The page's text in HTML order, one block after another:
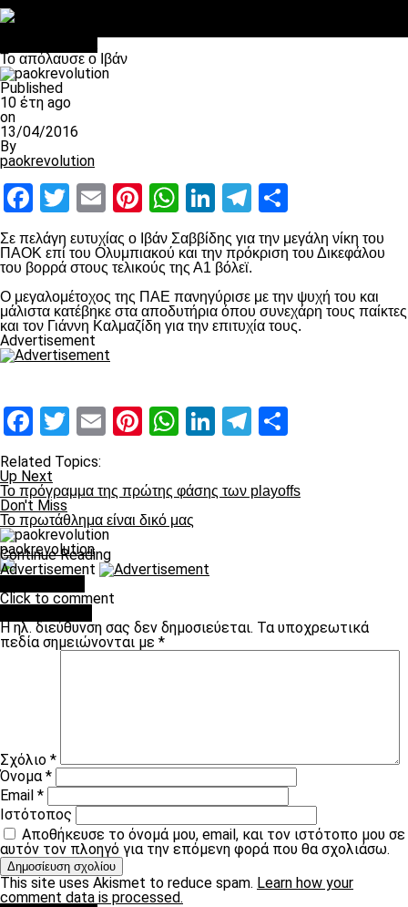
Το απόλαυσε ο Ιβάν
Published
10 έτη ago
on
13/04/2016
By
paokrevolution
Facebook
Twitter
EmailPinterest
WhatsApp
LinkedIn
Telegram
Σε πελάγη ευτυχίας ο Ιβάν Σαββίδης για την μεγάλη νίκη του
ΠΑΟΚ επί του Ολυμπιακού και την πρόκριση του Δικεφάλου
του βορρά στους τελικούς της Α1 βόλεϊ.
Ο μεγαλομέτοχος της ΠΑΕ πανηγύρισε με την ψυχή του και
μάλιστα κατέβηκε στα αποδυτήρια όπου συνεχάρη τους παίκτες
και τον Γιάννη Καλμαζίδη για την επιτυχία τους.
Advertisement
Facebook
Twitter
EmailPinterest
WhatsApp
LinkedIn
Telegram
Related Topics:
Up Next
Το πρόγραμμα της πρώτης φάσης των playoffs
Don't Miss
Το πρωτάθλημα είναι δικό μας
paokrevolution
Continue Reading
Advertisement
Click to comment
Η ηλ. διεύθυνση σας δεν δημοσιεύεται. Τα υποχρεωτικά
πεδία σημειώνονται με *
Σχόλιο *
Όνομα*
Email *
Ιστότοπος
Αποθήκευσε το όνομά μου, email, και τον ιστότοπο μου σε
αυτόν τον πλοηγό για την επόμενη φορά που θα σχολιάσω.
This site uses Akismet to reduce spam. Learn how your
comment data is processed.